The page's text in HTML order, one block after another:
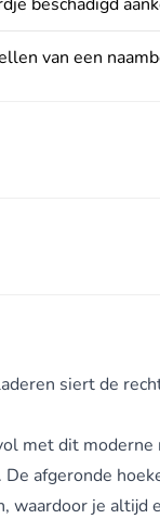
van een
siert de
met dit moderne
afgeronde
waardoor je